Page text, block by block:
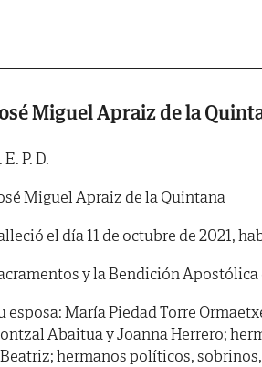
Miguel Apraiz de la
E. P. D.
Miguel Apraiz de la Quintana
el día 11 de octubre de 2021,
y la Bendición Apostólica
esposa: María Piedad Torre
Abaitua y Joanna Herrero;
hermanos políticos,